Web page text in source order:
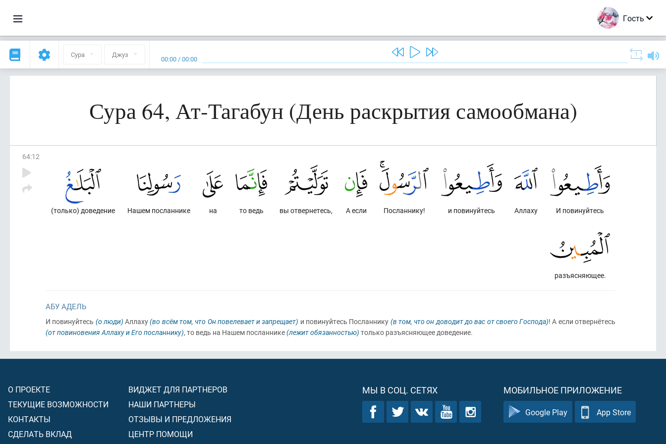
Гость
Сура Джуз 00:00 /00:00
Сура 64, Ат-Тагабун (День раскрытия самообмана)
64:12
И повинуйтесь
Аллаху
и повинуйтесь
Посланнику!
А если
вы отвернетесь,
то ведь
на
Нашем посланнике
(только) доведение
разъясняющее.
АБУ АДЕЛЬ
И повинуйтесь (о люди) Аллаху(во всём том, что Он повелевает и запрещает) и повинуйтесь Посланнику (в том, что он доводит до вас от своего Господа)! А если отвернётесь
(от повиновения Аллаху и Его посланнику), то ведь на Нашем посланнике(лежит обязанностью) только разъясняющее доведение.
О ПРОЕКТЕ
ТЕКУЩИЕ ВОЗМОЖНОСТИ
КОНТАКТЫ
СДЕЛАТЬ ВКЛАД
ВИДЖЕТ ДЛЯ ПАРТНЕРОВ
НАШИ ПАРТНЕРЫ
ОТЗЫВЫ И ПРЕДЛОЖЕНИЯ
ЦЕНТР ПОМОЩИ
МЫ В СОЦ. СЕТЯХ МОБИЛЬНОЕ ПРИЛОЖЕНИЕ
Google Play App Store